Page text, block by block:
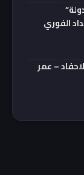
الفوري
– عمر